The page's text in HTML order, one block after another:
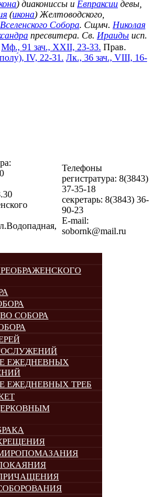
) диакониссы и Евпраксии девы,
(икона) Желтоводского,
Собора. Сщмч. Николая
пресвитера. Св. Ираиды исп.
Мф., 91 зач., XXII, 23-33. Прав.
IV, 22-31. Лк., 36 зач., VIII, 16-
Телефоны
регистратура: 8(3843)
37-35-18
секретарь: 8(3843) 36-
90-23
E-mail:
sobornk@mail.ru
СОБОРА
ЕЖЕДНЕВНЫХ
ЕЖЕДНЕВНЫХ ТРЕБ